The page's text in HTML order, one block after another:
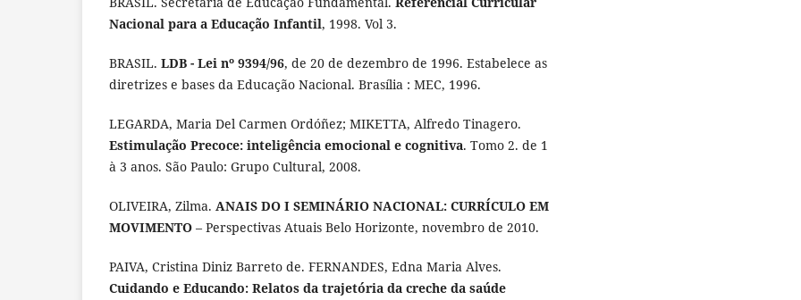
Nacional para a Educação Infantil, 1998. Vol 3.
BRASIL. LDB - Lei nº 9394/96, de 20 de dezembro de 1996. Estabelece as
diretrizes e bases da Educação Nacional. Brasília : MEC, 1996.
LEGARDA, Maria Del Carmen Ordóñez; MIKETTA, Alfredo Tinagero.
Estimulação Precoce: inteligência emocional e cognitiva. Tomo 2. de 1
à 3 anos. São Paulo: Grupo Cultural, 2008.
OLIVEIRA, Zilma. ANAIS DO I SEMINÁRIO NACIONAL: CURRÍCULO EM
MOVIMENTO – Perspectivas Atuais Belo Horizonte, novembro de 2010.
PAIVA, Cristina Diniz Barreto de. FERNANDES, Edna Maria Alves.
Cuidando e Educando: Relatos da trajetória da creche da saúde